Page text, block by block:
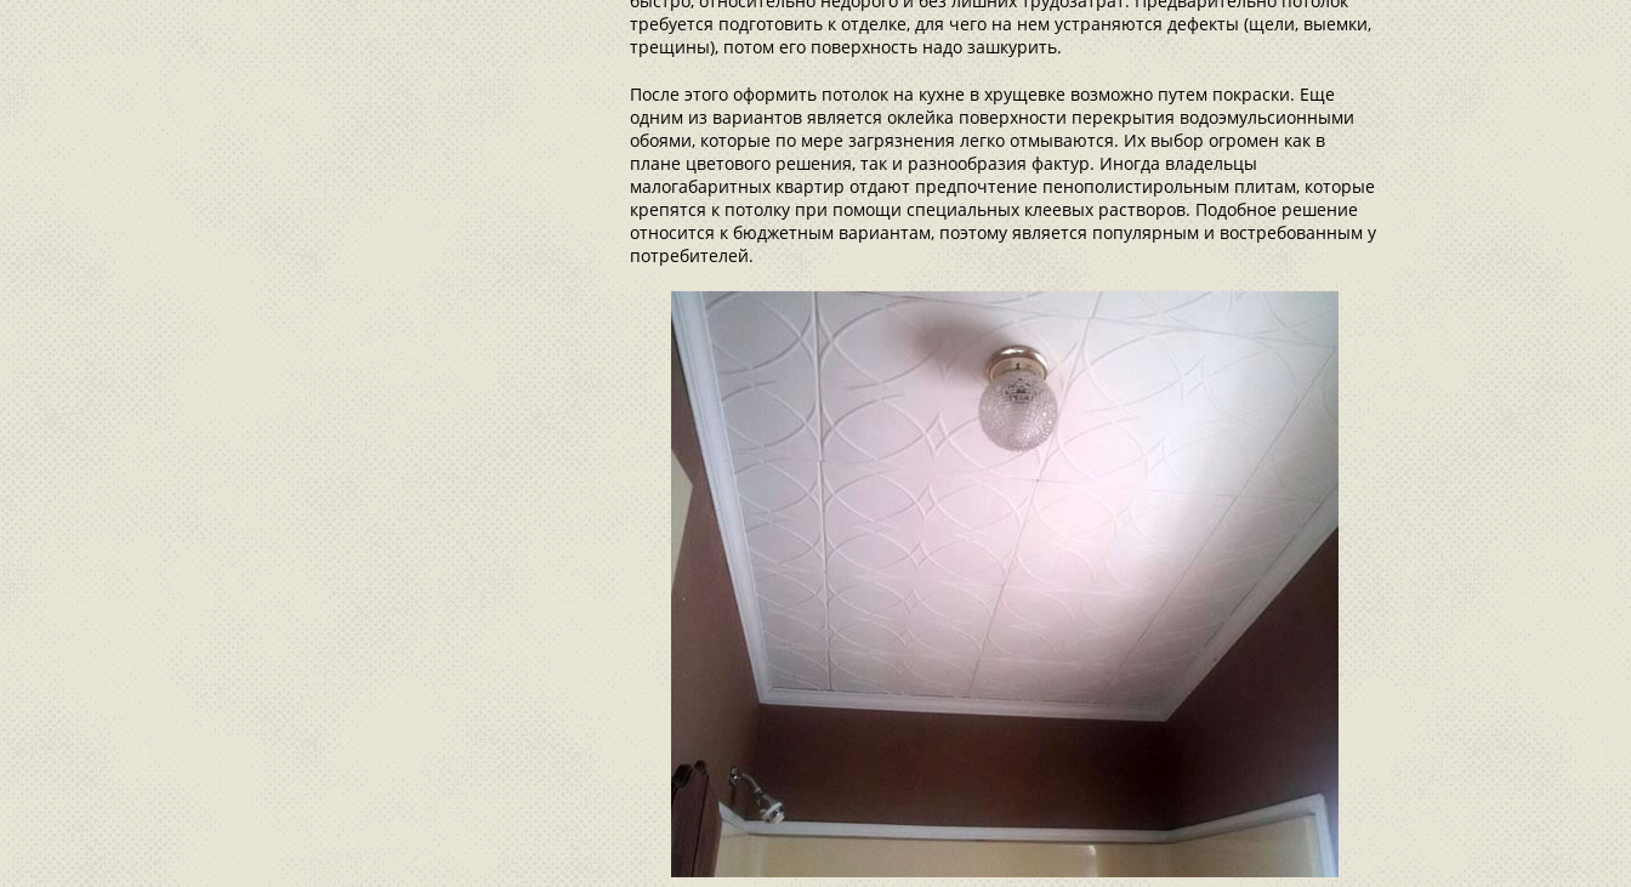
требуется подготовить к отделке, для чего на нем устраняются дефекты (щели, выемки,
трещины), потом его поверхность надо зашкурить.
После этого оформить потолок на кухне в хрущевке возможно путем покраски. Еще
одним из вариантов является оклейка поверхности перекрытия водоэмульсионными
обоями, которые по мере загрязнения легко отмываются. Их выбор огромен как в
плане цветового решения, так и разнообразия фактур. Иногда владельцы
малогабаритных квартир отдают предпочтение пенополистирольным плитам, которые
крепятся к потолку при помощи специальных клеевых растворов. Подобное решение
относится к бюджетным вариантам, поэтому является популярным и востребованным у
потребителей.